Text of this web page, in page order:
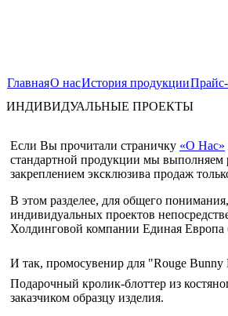
ГлавнаяО насИстория продукции
ИНДИВИДУАЛЬНЫЕ ПРОЕКТЫ
Если Вы прочитали страничку «О Нас»
стандартной продукции мы выполняем
закреплением эксклюзива продаж
В этом разделее, для общего
индивидуальных проектов
Холдинговой компании Единая
И так, промосувенир для "Rouge
Подарочный кролик-блоттер из
заказчиком образцу изделия.